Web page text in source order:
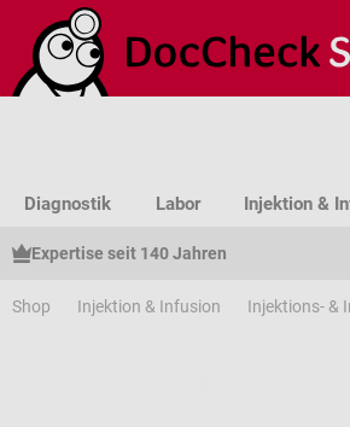
Hauptinhalt springen
Zur Suche springen
Zur Hauptnavigation springen
Diagnostik Labor Injektion &
Expertise seit 140 Jahren
Shop Injektion & Infusion Injektions- &